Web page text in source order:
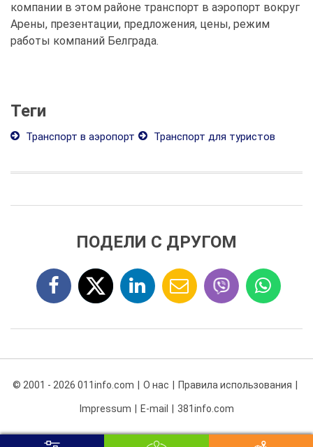
компании в этом районе транспорт в аэропорт вокруг
Арены, презентации, предложения, цены, режим
работы компаний Белграда.
Теги
Транспорт в аэропорт Транспорт для туристов
ПОДЕЛИ С ДРУГОМ
© 2001 - 2026 011info.com О нас Правила использования
Impressum E-mail 381info.com